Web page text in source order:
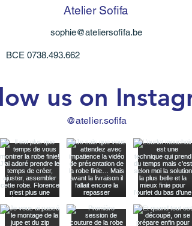
Atelier Sofifa
sophie@ateliersofifa.be
BCE 0738.493.662
us on
@atelier.sofifa